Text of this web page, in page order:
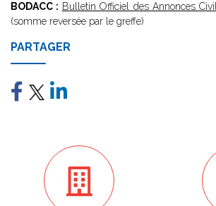
BODACC : Bulletin Officiel des Annonces
(somme reversée par le greffe)
PARTAGER